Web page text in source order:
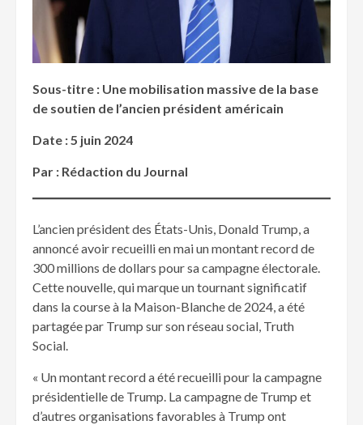
Sous-titre : Une mobilisation massive de la base
de soutien de l’ancien président américain
Date : 5 juin 2024
Par : Rédaction du Journal
L’ancien président des États-Unis, Donald Trump, a
annoncé avoir recueilli en mai un montant record de
300 millions de dollars pour sa campagne électorale.
Cette nouvelle, qui marque un tournant significatif
dans la course à la Maison-Blanche de 2024, a été
partagée par Trump sur son réseau social, Truth
Social.
« Un montant record a été recueilli pour la campagne
présidentielle de Trump. La campagne de Trump et
d’autres organisations favorables à Trump ont